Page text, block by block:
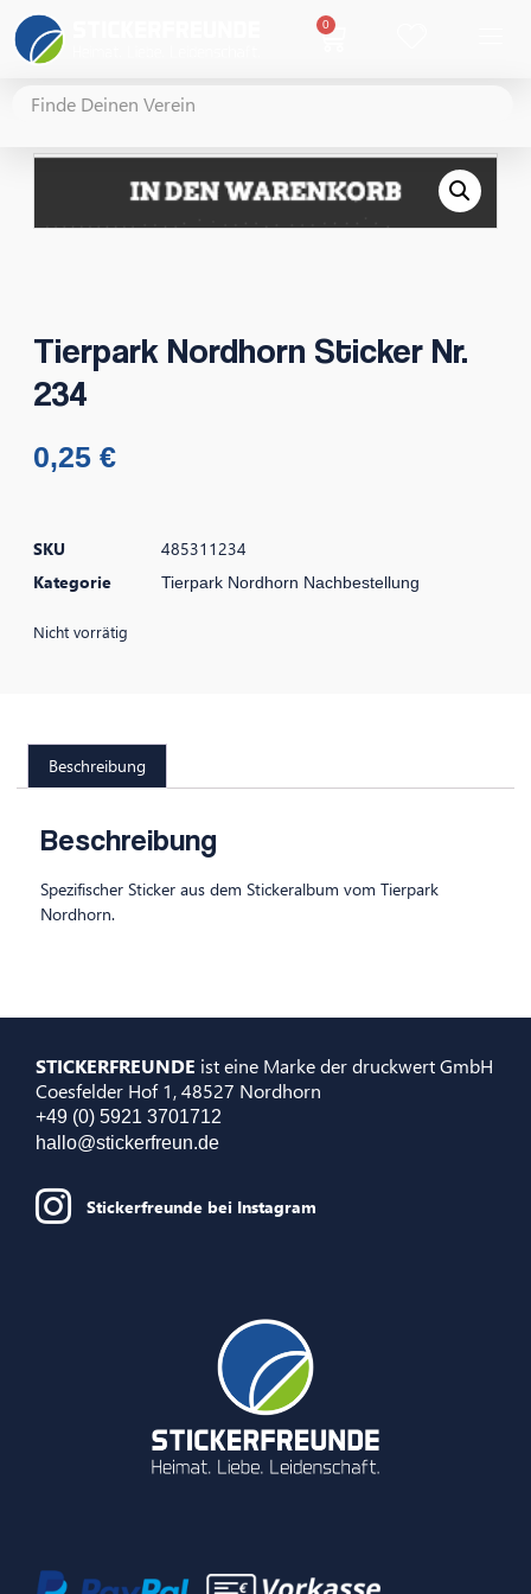
0
Tierpark Nordhorn Sticker Nr.
234
0,25 €
SKU
485311234
Kategorie
Tierpark Nordhorn Nachbestellung
Nicht vorrätig
Beschreibung
Beschreibung
Spezifischer Sticker aus dem Stickeralbum vom Tierpark
Nordhorn.
STICKERFREUNDE ist eine Marke der druckwert GmbH
Coesfelder Hof 1, 48527 Nordhorn
+49 (0) 5921 3701712
hallo@stickerfreun.de
Stickerfreunde bei Instagram